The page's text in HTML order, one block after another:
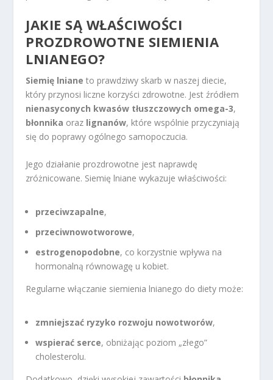
JAKIE SĄ WŁAŚCIWOŚCI
PROZDROWOTNE SIEMIENIA
LNIANEGO?
Siemię lniane to prawdziwy skarb w naszej diecie,
który przynosi liczne korzyści zdrowotne. Jest źródłem
nienasyconych kwasów tłuszczowych omega-3,
błonnika oraz lignanów, które wspólnie przyczyniają
się do poprawy ogólnego samopoczucia.
Jego działanie prozdrowotne jest naprawdę
zróżnicowane. Siemię lniane wykazuje właściwości:
przeciwzapalne,
przeciwnowotworowe,
estrogenopodobne, co korzystnie wpływa na
hormonalną równowagę u kobiet.
Regularne włączanie siemienia lnianego do diety może:
zmniejszać ryzyko rozwoju nowotworów,
wspierać serce, obniżając poziom „złego”
cholesterolu.